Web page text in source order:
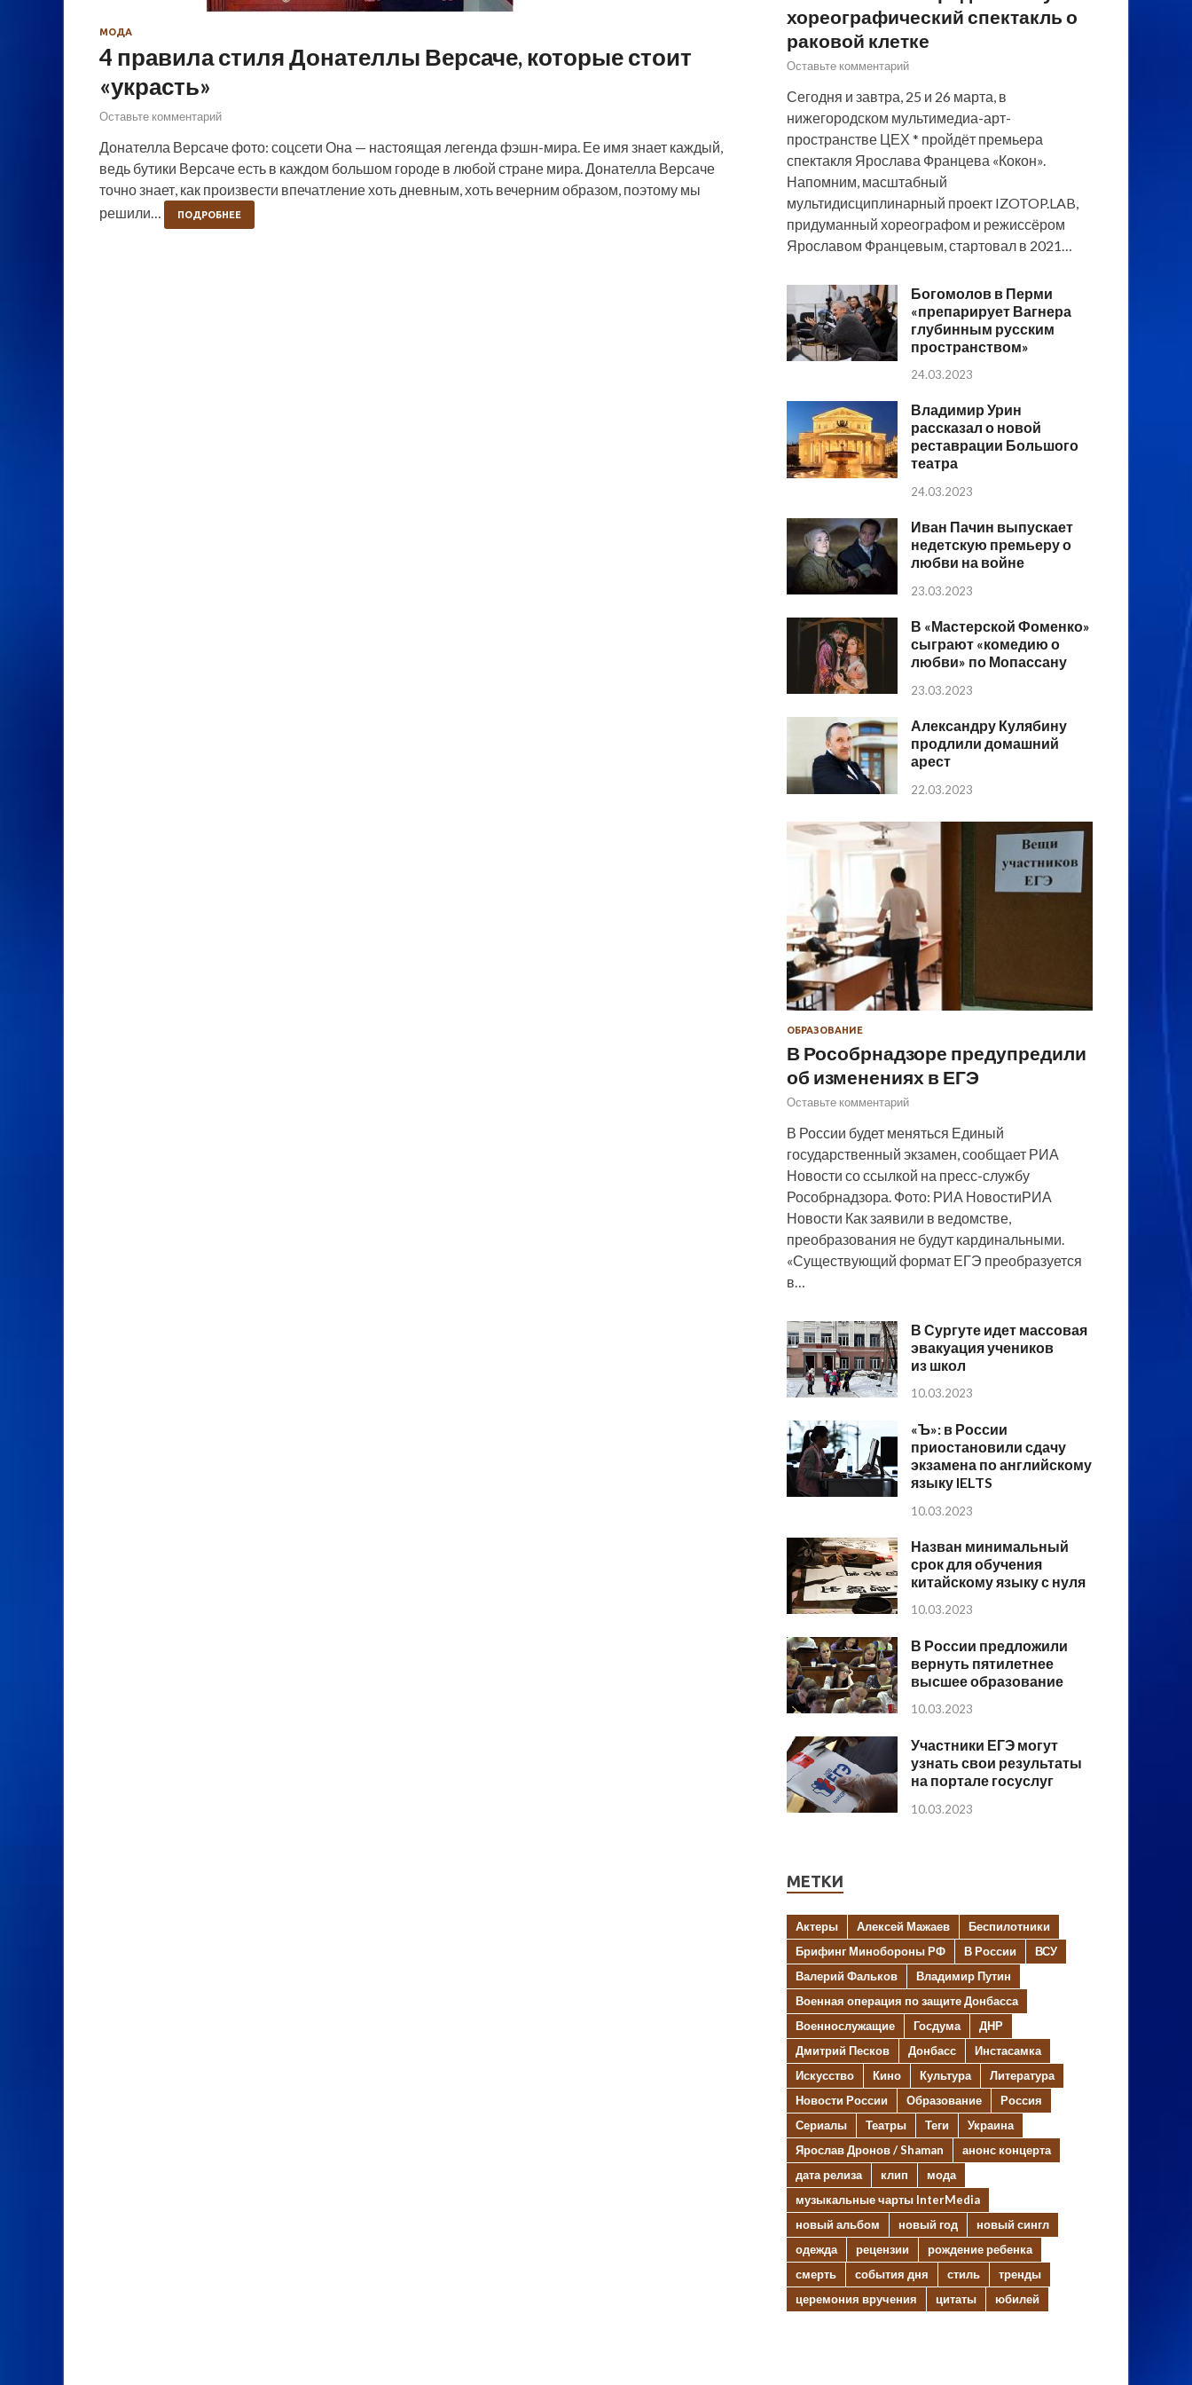
МОДА
4 правила стиля Донателлы Версаче, которые стоит
«украсть»
Оставьте комментарий
Донателла Версаче фото: соцсети Она — настоящая легенда фэшн-мира. Ее имя знает каждый,
ведь бутики Версаче есть в каждом большом городе в любой стране мира. Донателла Версаче
точно знает, как произвести впечатление хоть дневным, хоть вечерним образом, поэтому мы
решили…
ПОДРОБНЕЕ
хореографический спектакль о
раковой клетке
Оставьте комментарий
Сегодня и завтра, 25 и 26 марта, в
нижегородском мультимедиа-арт-
пространстве ЦЕХ * пройдёт премьера
спектакля Ярослава Францева «Кокон».
Напомним, масштабный
мультидисциплинарный проект IZOTOP.LAB,
придуманный хореографом и режиссёром
Ярославом Францевым, стартовал в 2021…
Богомолов в Перми
«препарирует Вагнера
глубинным русским
пространством»
24.03.2023
Владимир Урин
рассказал о новой
реставрации Большого
театра
24.03.2023
Иван Пачин выпускает
недетскую премьеру о
любви на войне
23.03.2023
В «Мастерской Фоменко»
сыграют «комедию о
любви» по Мопассану
23.03.2023
Александру Кулябину
продлили домашний
арест
22.03.2023
ОБРАЗОВАНИЕ
В Рособрнадзоре предупредили
об изменениях в ЕГЭ
Оставьте комментарий
В России будет меняться Единый
государственный экзамен, сообщает РИА
Новости со ссылкой на пресс-службу
Рособрнадзора. Фото: РИА НовостиРИА
Новости Как заявили в ведомстве,
преобразования не будут кардинальными.
«Существующий формат ЕГЭ преобразуется
в…
В Сургуте идет массовая
эвакуация учеников
из школ
10.03.2023
«Ъ»: в России
приостановили сдачу
экзамена по английскому
языку IELTS
10.03.2023
Назван минимальный
срок для обучения
китайскому языку с нуля
10.03.2023
В России предложили
вернуть пятилетнее
высшее образование
10.03.2023
Участники ЕГЭ могут
узнать свои результаты
на портале госуслуг
10.03.2023
МЕТКИ
Актеры Алексей Мажаев
Беспилотники
Брифинг Минобороны РФ
В России
ВСУ
Валерий Фальков
Владимир Путин
Военная операция по защите Донбасса
Военнослужащие
Госдума
ДНР
Дмитрий Песков
Донбасс
Инстасамка
Искусство
Кино Культура
Литература
Новости России
Образование
Россия
Сериалы
Театры Теги
Украина
Ярослав Дронов / Shaman
анонс концерта
дата релиза
клип
мода
музыкальные чарты InterMedia
новый альбом
новый год
новый сингл
одежда
рецензии
рождение ребенка
смерть
события дня стиль
тренды
церемония вручения
цитаты юбилей